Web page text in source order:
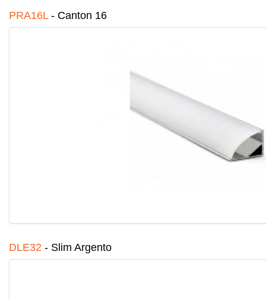
PRA16L- Canton 16
DLE32 - Slim Argento